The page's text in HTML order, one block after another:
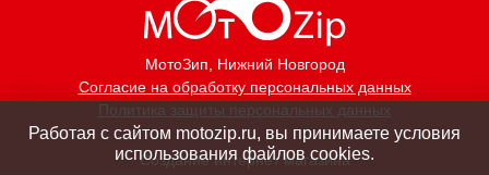
МотоЗип, Нижний Новгород
Согласие на обработку персональных данных
Политика защиты персональных данных
Создание интернет магазина
Работая с сайтом motozip.ru, вы принимаете условия
использования файлов cookies.